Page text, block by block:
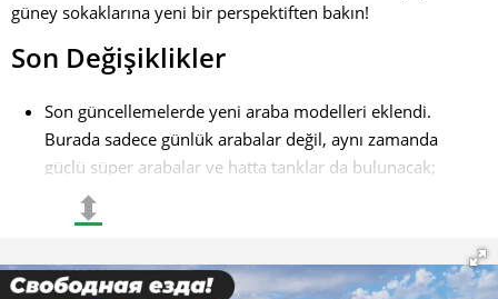
güney sokaklarına yeni bir perspektiften bakın!
Son Değişiklikler
Son güncellemelerde yeni araba modelleri eklendi.
Burada sadece günlük arabalar değil, aynı zamanda
güçlü süper arabalar ve hatta tanklar da bulunacak;
Sürüş fiziği de önemli ölçüde geliştirildi. Geliştiriciler,
araç kontrolünü etkileyen tüm faktörleri en doğru
yaptılar, böylece mümkün olan en gerçekçi deneyimi
⬍